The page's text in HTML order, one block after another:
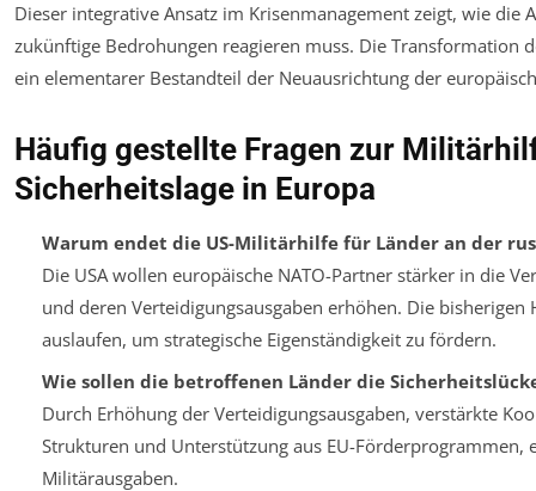
Dieser integrative Ansatz im Krisenmanagement zeigt, wie die
zukünftige Bedrohungen reagieren muss. Die Transformation
ein elementarer Bestandteil der Neuausrichtung der
Häufig gestellte Fragen zur
Sicherheitslage in Europa
Warum endet die US-Militärhilfe für Länder an der
Die USA wollen europäische NATO-Partner stärker in die
und deren Verteidigungsausgaben erhöhen. Die bisherigen
auslaufen, um strategische Eigenständigkeit zu fördern.
Wie sollen die betroffenen Länder die
Durch Erhöhung der Verteidigungsausgaben, verstärkte
Strukturen und Unterstützung aus EU-Förderprogrammen,
Militärausgaben.